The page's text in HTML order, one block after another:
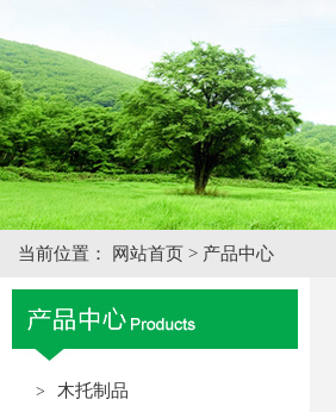
当前位置： 网站首页 > 产品中心
> 木托制品